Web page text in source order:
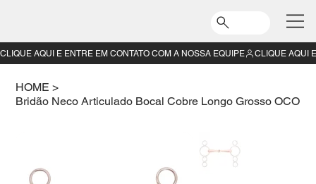
HOME >
Bridão Neco Articulado Bocal Cobre Longo Grosso OCO
CLIQUE AQUI E ENTRE EM CONTATO COM A NOSSA EQUIPE